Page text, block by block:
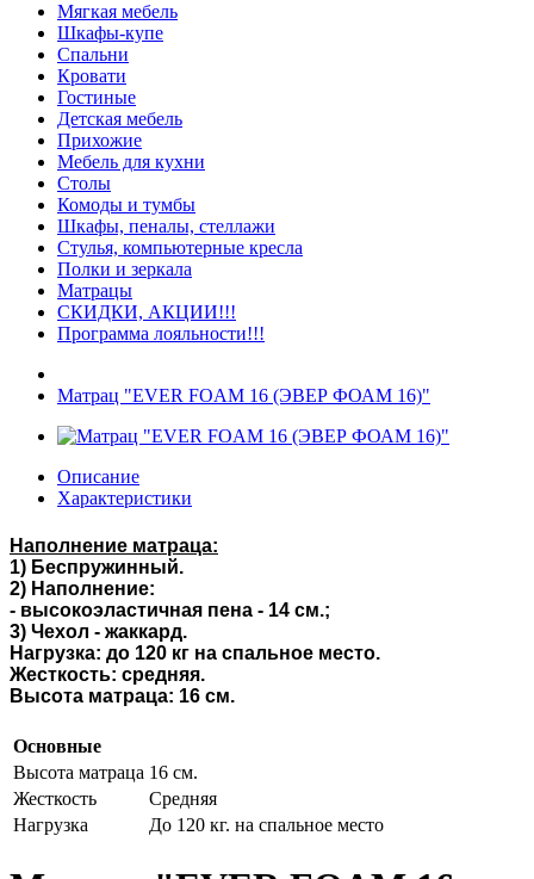
Мягкая мебель
Шкафы-купе
Спальни
Кровати
Гостиные
Детская мебель
Прихожие
Мебель для кухни
Столы
Комоды и тумбы
Шкафы, пеналы, стеллажи
Стулья, компьютерные кресла
Полки и зеркала
Матрацы
СКИДКИ, АКЦИИ!!!
Программа лояльности!!!
Матрац "EVER FOAM 16 (ЭВЕР ФОАМ 16)"
Описание
Характеристики
Наполнение матраца:
1) Беспружинный.
2) Наполнение:
- высокоэластичная пена - 14 см.;
3) Чехол - жаккард.
Нагрузка: до 120 кг на спальное место.
Жесткость: средняя.
Высота матраца: 16 см.
Основные
Высота матраца 16 см.
Жесткость
Средняя
Нагрузка
До 120 кг. на спальное место